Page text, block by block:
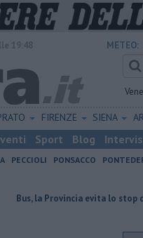
METEO:
FIRENZE SIENA
Sport Blog
PECCIOLI PONSACCO
evita lo stop del servizio